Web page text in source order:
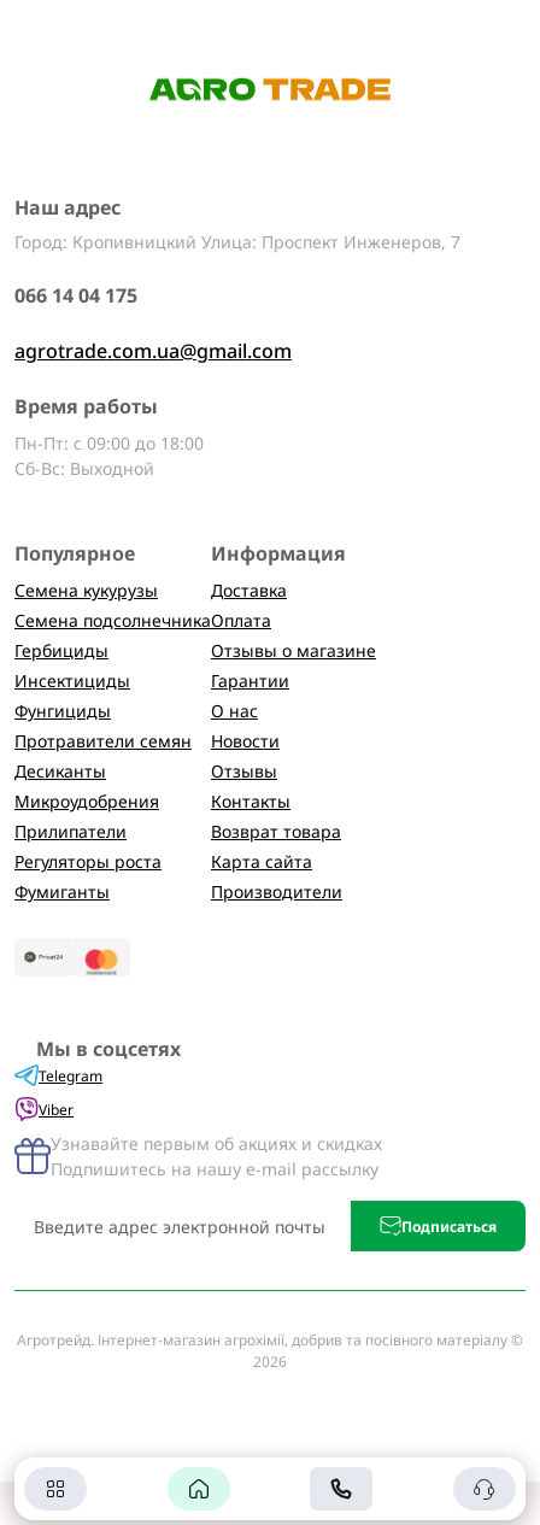
Наш адрес
Город: Кропивницкий Улица: Проспект Инженеров, 7
066 14 04 175
agrotrade.com.ua@gmail.com
Время работы
Пн-Пт: с 09:00 до 18:00
Сб-Вс: Выходной
Популярное
Семена кукурузы
Семена подсолнечника
Гербициды
Инсектициды
Фунгициды
Протравители семян
Десиканты
Микроудобрения
Прилипатели
Регуляторы роста
Фумиганты
Информация
Доставка
Оплата
Отзывы о магазине
Гарантии
О нас
Новости
Отзывы
Контакты
Возврат товара
Карта сайта
Производители
Мы в соцсетях
Telegram
Viber
Узнавайте первым об акциях и скидках
Подпишитесь на нашу e-mail рассылку
Подписаться
Агротрейд. Інтернет-магазин агрохімії, добрив та посівного матеріалу ©
2026